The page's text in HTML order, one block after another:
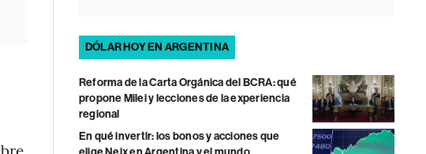
DÓLAR HOY EN ARGENTINA
Reforma de la Carta Orgánica del BCRA: qué
propone Milei y lecciones de la experiencia
regional
En qué invertir: los bonos y acciones que